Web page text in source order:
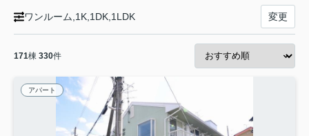
ワンルーム,1K,1DK,1LDK 変更
171棟 330件
アパート